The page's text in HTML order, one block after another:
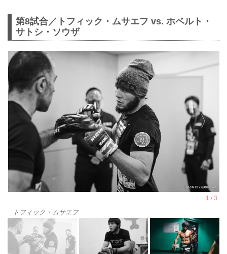
第8試合／トフィック・ムサエフ vs. ホベルト・
サトシ・ソウザ
トフィック・ムサエフ